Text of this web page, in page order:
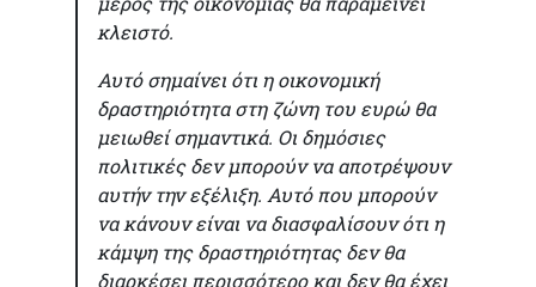
κλειστό.
Αυτό σημαίνει ότι η οικονομική
δραστηριότητα στη ζώνη του ευρώ θα
μειωθεί σημαντικά. Οι δημόσιες
πολιτικές δεν μπορούν να αποτρέψουν
αυτήν την εξέλιξη. Αυτό που μπορούν
να κάνουν είναι να διασφαλίσουν ότι η
κάμψη της δραστηριότητας δεν θα
διαρκέσει περισσότερο και δεν θα έχει